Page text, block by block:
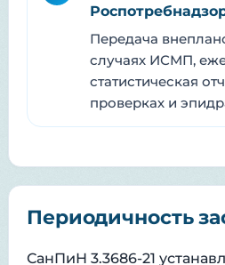
Передача
случаях ИСМП,
статистическая
проверках и
Периодичность
СанПиН 3.3686-21